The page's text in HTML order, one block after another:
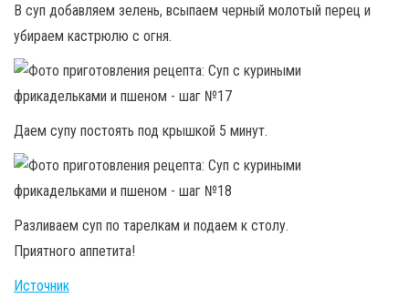
В суп добавляем зелень, всыпаем черный молотый перец и
убираем кастрюлю с огня.
Даем супу постоять под крышкой 5 минут.
Разливаем суп по тарелкам и подаем к столу.
Приятного аппетита!
Источник